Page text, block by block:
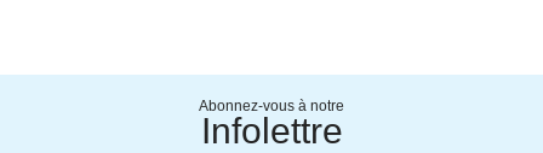
Abonnez-vous à notre
Infolettre